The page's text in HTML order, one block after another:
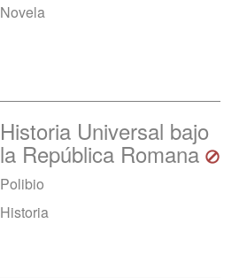
Novela
Historia Universal bajo
la República Romana
Polibio
Historia